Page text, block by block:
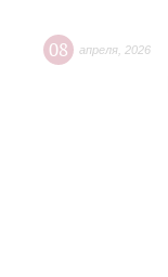
08 апреля 2026